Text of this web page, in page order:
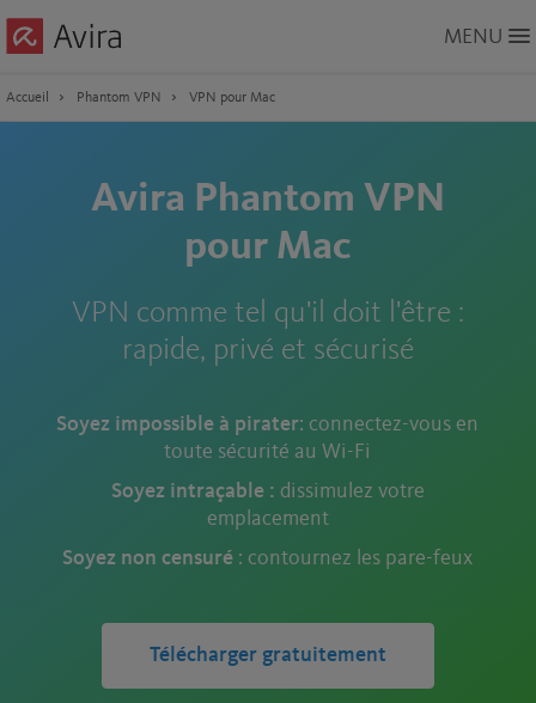
to
Content
MENU
Accueil Phantom VPN VPN pour Mac
Avira Phantom VPN
pour Mac
VPN comme tel qu'il doit l'être :
rapide, privé et sécurisé
Soyez impossible à pirater: connectez-vous en
toute sécurité au Wi-Fi
Soyez intraçable : dissimulez votre
emplacement
Soyez non censuré : contournez les pare-feux
Télécharger gratuitement